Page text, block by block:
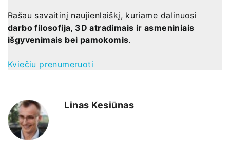
Rašau savaitinį naujienlaiškį, kuriame dalinuosi
darbo filosofija, 3D atradimais ir asmeniniais
išgyvenimais bei pamokomis.
Kviečiu prenumeruoti
Linas Kesiūnas